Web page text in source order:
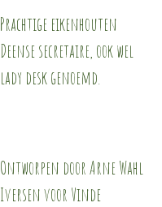
Prachtige eikenhouten
Deense secretaire, ook wel
lady desk genoemd.
Ontworpen door Arne Wahl
Iversen voor Vinde